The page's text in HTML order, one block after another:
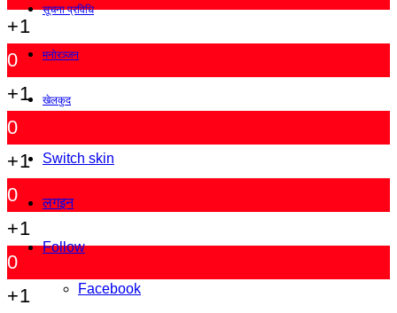
सूचना प्रविधि
मनोरञ्जन
खेलकुद
Switch skin
लगइन
Follow
Facebook
+1
0
+1
0
+1
0
+1
0
+1